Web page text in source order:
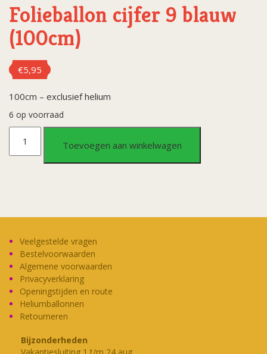
Folieballon cijfer 9 blauw
(100cm)
€5,95
100cm – exclusief helium
6 op voorraad
Folieballon
blauw
(100cm)
aantal
Toevoegen aan winkelwagen
Veelgestelde vragen
Bestelvoorwaarden
Algemene voorwaarden
Privacyverklaring
Openingstijden en route
Heliumballonnen
Retourneren
Bijzonderheden